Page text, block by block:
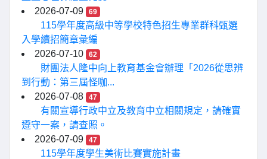
2026-07-09
69
115學年度高級中等學校特色招生專業群科甄選
入學續招簡章彙編
2026-07-10
62
財團法人隆中向上教育基金會辦理「2026從思辨
到行動：第三屆怪咖...
2026-07-08
47
有關宣導行政中立及教育中立相關規定，請確實
遵守一案，請查照。
2026-07-09
47
115學年度學生美術比賽實施計畫